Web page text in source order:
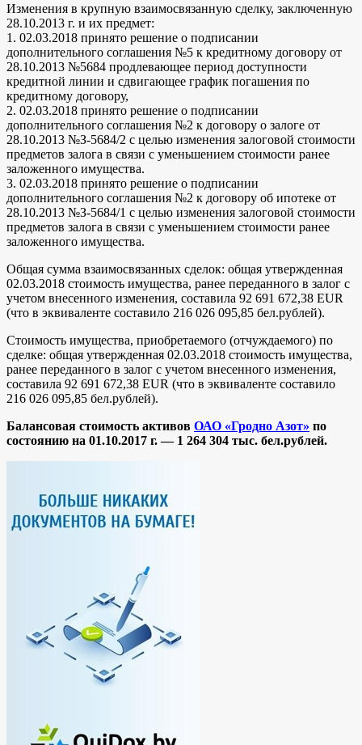
Изменения в крупную взаимосвязанную сделку, заключенную
28.10.2013 г. и их предмет:
1. 02.03.2018 принято решение о подписании
дополнительного соглашения №5 к кредитному договору от
28.10.2013 №5684 продлевающее период доступности
кредитной линии и сдвигающее график погашения по
кредитному договору,
2. 02.03.2018 принято решение о подписании
дополнительного соглашения №2 к договору о залоге от
28.10.2013 №З-5684/2 с целью изменения залоговой стоимости
предметов залога в связи с уменьшением стоимости ранее
заложенного имущества.
3. 02.03.2018 принято решение о подписании
дополнительного соглашения №2 к договору об ипотеке от
28.10.2013 №З-5684/1 с целью изменения залоговой стоимости
предметов залога в связи с уменьшением стоимости ранее
заложенного имущества.
Общая сумма взаимосвязанных сделок: общая утвержденная
02.03.2018 стоимость имущества, ранее переданного в залог с
учетом внесенного изменения, составила 92 691 672,38 EUR
(что в эквиваленте составило 216 026 095,85 бел.рублей).
Стоимость имущества, приобретаемого (отчуждаемого) по
сделке: общая утвержденная 02.03.2018 стоимость имущества,
ранее переданного в залог с учетом внесенного изменения,
составила 92 691 672,38 EUR (что в эквиваленте составило
216 026 095,85 бел.рублей).
Балансовая стоимость активов ОАО «Гродно Азот» по
состоянию на 01.10.2017 г. —1 264 304 тыс. бел.рублей.